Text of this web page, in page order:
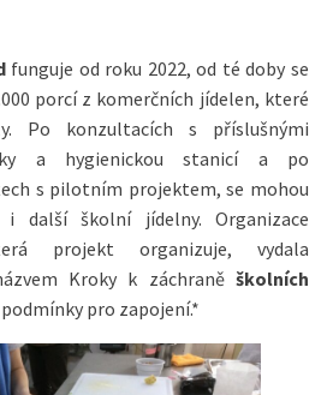
funguje od roku 2022, od té doby se
porcí z komerčních jídelen, které
Po konzultacích s příslušnými
a hygienickou stanicí a po
s pilotním projektem, se mohou
další školní jídelny. Organizace
projekt organizuje, vydala
Kroky k záchraně školních
pro zapojení.*